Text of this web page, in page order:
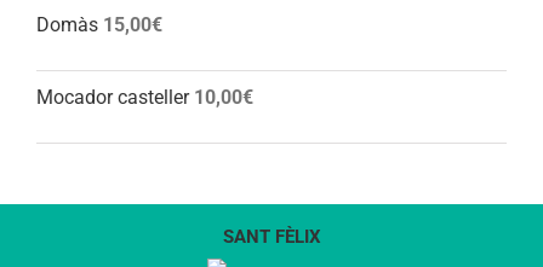
Domàs 15,00€
Mocador casteller 10,00€
SANT FÈLIX